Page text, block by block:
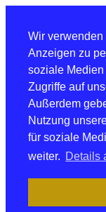
Wir verwenden
Anzeigen zu
soziale
Zugriffe auf
Außerdem
Nutzung
für soziale
weiter. Details